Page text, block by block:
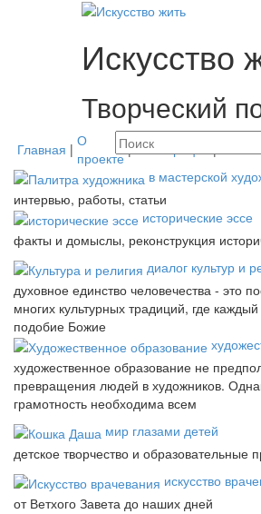
Искусство
Творческий
Главная | О
проекте | Регистрация |
в мастерской
интервью, работы, статьи
исторические эссе
факты и домыслы, реконструкция
диалог культур и
духовное единство человечества - это
многих культурных традиций, где
подобие Божие
художественное образование не
превращения людей в художников.
грамотность необходима всем
мир глазами детей
детское творчество и образовательные
искусство
от Ветхого Завета до наших дней